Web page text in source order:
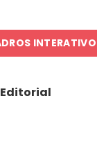
Editorial